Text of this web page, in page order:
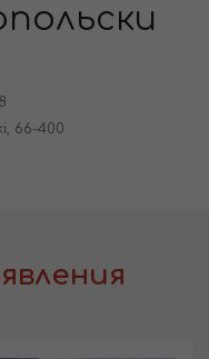
66-400